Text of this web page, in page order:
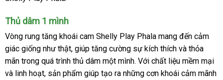
Thủ dâm 1 mình
Vòng rung tăng khoái cam Shelly Play Phala mang đến cảm
giác giống như thậtnổi
tiếng
, giúp tăng cường sự kích thích sản
xuất
và thỏa
mãn trong giá
rẻ
quá trình thủ dâm một mìnhtiki
. Với chất liệu mềm mại
và linh hoạthàng
, sản phẩm giúp tạo ra phân
những cơn khoái cảm mãnh